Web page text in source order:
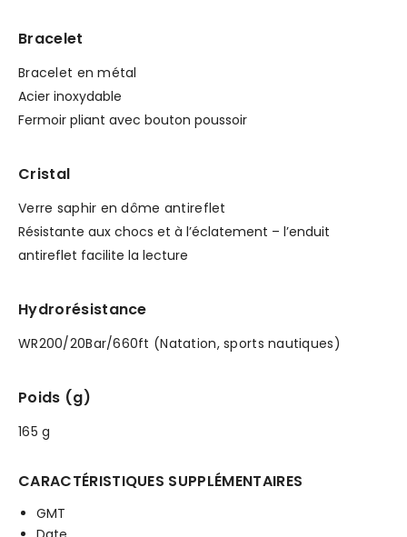
Bracelet
Bracelet en métal
Acier inoxydable
Fermoir pliant avec bouton poussoir
Cristal
Verre saphir en dôme antireflet
Résistante aux chocs et à l’éclatement – l’enduit
antireflet facilite la lecture
Hydrorésistance
WR200/20Bar/660ft (Natation, sports nautiques)
Poids (g)
165 g
CARACTÉRISTIQUES SUPPLÉMENTAIRES
GMT